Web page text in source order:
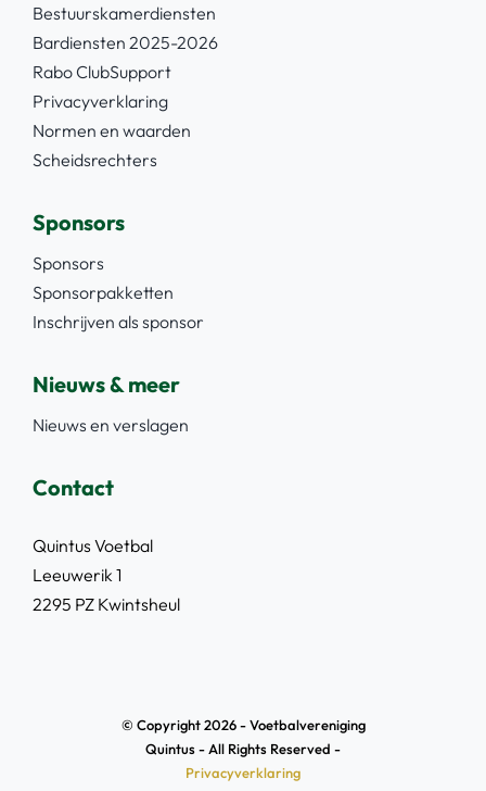
Bestuurskamerdiensten
Bardiensten 2025-2026
Rabo ClubSupport
Privacyverklaring
Normen en waarden
Scheidsrechters
Sponsors
Sponsors
Sponsorpakketten
Inschrijven als sponsor
Nieuws & meer
Nieuws en verslagen
Contact
Quintus Voetbal
Leeuwerik 1
2295 PZ Kwintsheul
© Copyright 2026 - Voetbalvereniging
Quintus - All Rights Reserved -
Privacyverklaring